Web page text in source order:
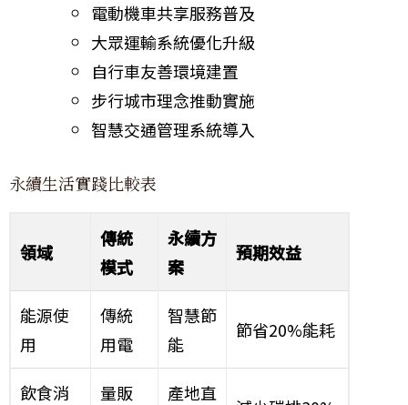
電動機車共享服務普及
大眾運輸系統優化升級
自行車友善環境建置
步行城市理念推動實施
智慧交通管理系統導入
永續生活實踐比較表
領域
傳統
模式
永續方
案
預期效益
能源使
用
傳統
用電
智慧節
能
節省20%能耗
飲食消
量販
產地直